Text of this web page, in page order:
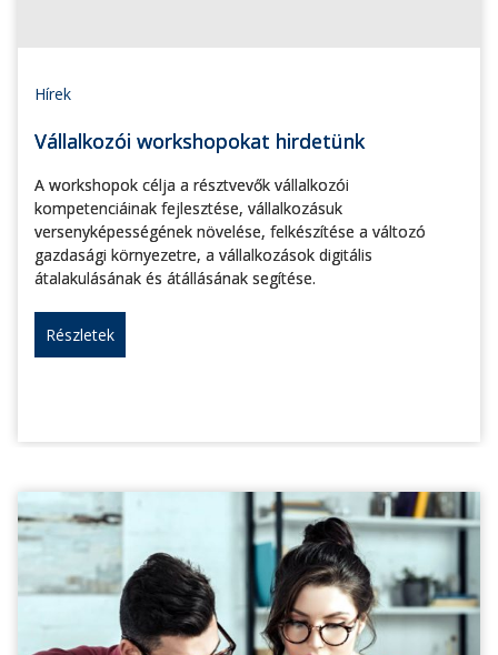
Hírek
Vállalkozói workshopokat hirdetünk
A workshopok célja a résztvevők vállalkozói
kompetenciáinak fejlesztése, vállalkozásuk
versenyképességének növelése, felkészítése a változó
gazdasági környezetre, a vállalkozások digitális
átalakulásának és átállásának segítése.
Részletek